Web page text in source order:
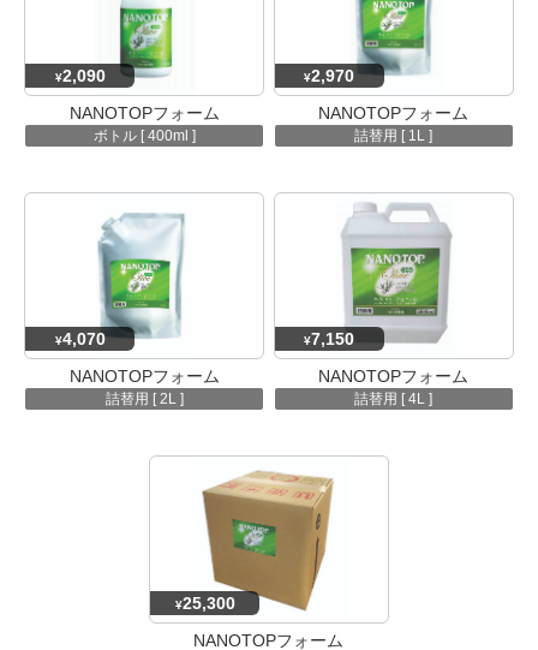
NANOTOPフォーム
ボトル [ 400ml ]
¥2,090
NANOTOPフォーム
詰替用 [ 1L ]
¥2,970
NANOTOPフォーム
詰替用 [ 2L ]
¥4,070
NANOTOPフォーム
詰替用 [ 4L ]
¥7,150
NANOTOPフォーム
¥25,300